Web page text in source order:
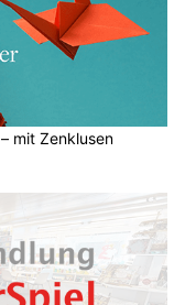
mit Zenklusen